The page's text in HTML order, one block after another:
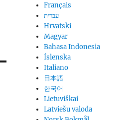
Français
עברית
Hrvatski
Magyar
Bahasa Indonesia
Íslenska
Italiano
日本語
한국어
Lietuviškai
Latviešu valoda